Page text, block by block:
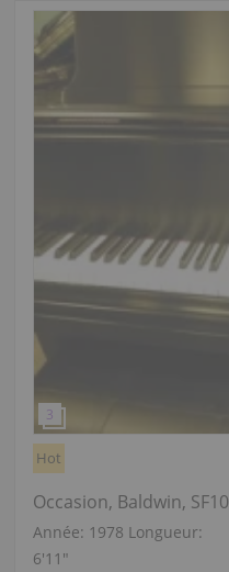
Hot
Occasion, Baldwin, SF10
Année: 1978 Longueur:
6′11″